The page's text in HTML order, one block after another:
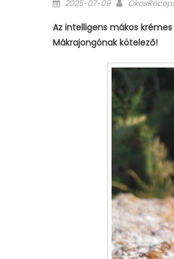
2025-07-09
Az intelligens mákos
Mákrajongónak kötelező!